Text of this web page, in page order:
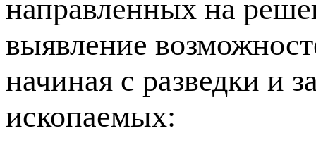
направленных на
выявление
начиная с разведки и
ископаемых: